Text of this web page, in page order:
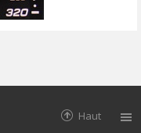
Haut